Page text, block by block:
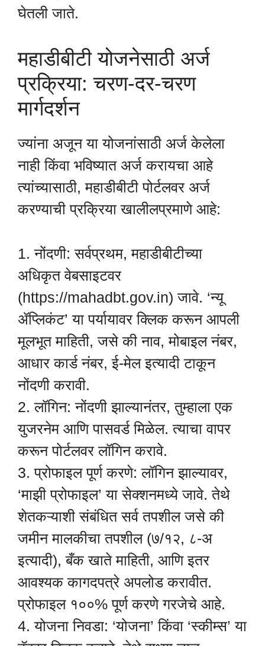
घेतली जाते.
महाडीबीटी योजनेसाठी अर्ज
प्रक्रिया: चरण-दर-चरण
मार्गदर्शन
ज्यांना अजून या योजनांसाठी अर्ज केलेला
नाही किंवा भविष्यात अर्ज करायचा आहे
त्यांच्यासाठी, महाडीबीटी पोर्टलवर अर्ज
करण्याची प्रक्रिया खालीलप्रमाणे आहे:
1. नोंदणी: सर्वप्रथम, महाडीबीटीच्या
अधिकृत वेबसाइटवर
(https://mahadbt.gov.in) जावे. ‘न्यू
ॲप्लिकंट’ या पर्यायावर क्लिक करून आपली
मूलभूत माहिती, जसे की नाव, मोबाइल नंबर,
आधार कार्ड नंबर, ई-मेल इत्यादी टाकून
नोंदणी करावी.
2. लॉगिन: नोंदणी झाल्यानंतर, तुम्हाला एक
युजरनेम आणि पासवर्ड मिळेल. त्याचा वापर
करून पोर्टलवर लॉगिन करावे.
3. प्रोफाइल पूर्ण करणे: लॉगिन झाल्यावर,
‘माझी प्रोफाइल’ या सेक्शनमध्ये जावे. तेथे
शेतकऱ्याशी संबंधित सर्व तपशील जसे की
जमीन मालकीचा तपशील (७/१२, ८-अ
इत्यादी), बँक खाते माहिती, आणि इतर
आवश्यक कागदपत्रे अपलोड करावीत.
प्रोफाइल १००% पूर्ण करणे गरजेचे आहे.
4. योजना निवडा: ‘योजना’ किंवा ‘स्कीम्स’ या